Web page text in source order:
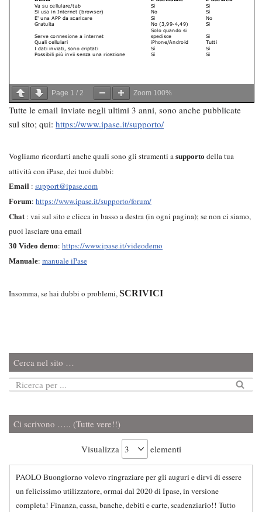
Page 1 / 2 Zoom 100%
Tutte le email inviate negli ultimi 3 anni, sono anche pubblicate
sul sito; qui: https://www.ipase.it/supporto/
Vogliamo ricordarti anche quali sono gli strumenti a supporto della tua
attività con iPase, dei tuoi dubbi:
Email : support@ipase.com
Forum: https://www.ipase.it/supporto/forum/
Chat : vai sul sito e clicca in basso a destra (in ogni pagina); se non ci siamo,
puoi lasciare una email
30 Video demo: https://www.ipase.it/videodemo
Manuale: manuale iPase
Insomma, se hai dubbi o problemi,SCRIVICI
Cerca nel sito …
Ci scrivono ….. (Tutte vere!!)
Visualizza elementi
PAOLO Buongiorno volevo ringraziare per gli auguri e dirvi di essere
un felicissimo utilizzatore, ormai dal 2020 di Ipase, in versione
completa! Finanza, cassa, banche, debiti e carte, scadenziario!! Tutto